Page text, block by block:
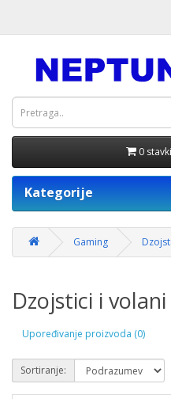
0
Kategorije
Gaming
Dzojstici i volani
Upoređivanje proizvoda (0)
Sortiranje: